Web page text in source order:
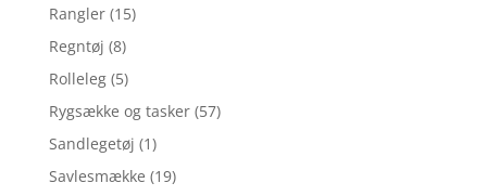
Rangler (15)
Regntøj (8)
Rolleleg (5)
Rygsække og tasker (57)
Sandlegetøj (1)
Savlesmække (19)